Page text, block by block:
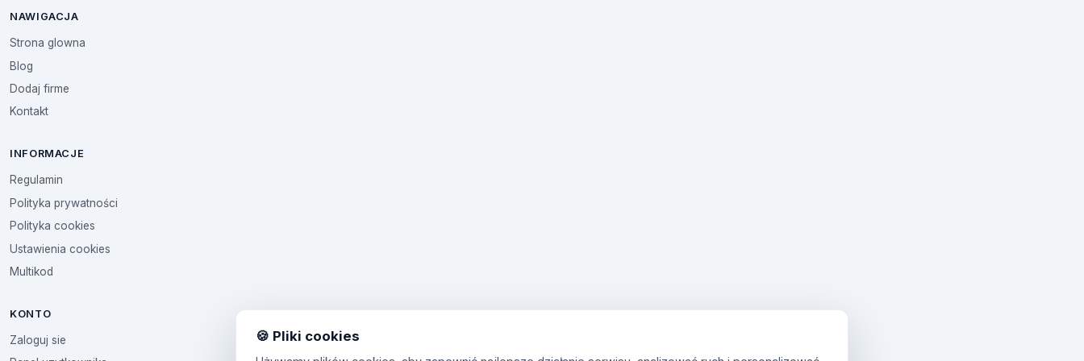
NAWIGACJA
Strona glowna
Blog
Dodaj firme
Kontakt
INFORMACJE
Regulamin
Polityka prywatności
Polityka cookies
Ustawienia cookies
Multikod
KONTO
Zaloguj sie
🍪 Pliki cookies